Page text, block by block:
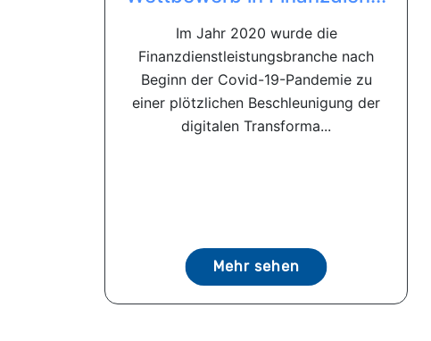
Im Jahr 2020 wurde die
Finanzdienstleistungsbranche nach
Beginn der Covid-19-Pandemie zu
einer plötzlichen Beschleunigung der
digitalen Transforma...
Mehr sehen